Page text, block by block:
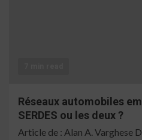
Réseaux automobiles
SERDES ou les deux ?
Article de : Alan A. Varghese